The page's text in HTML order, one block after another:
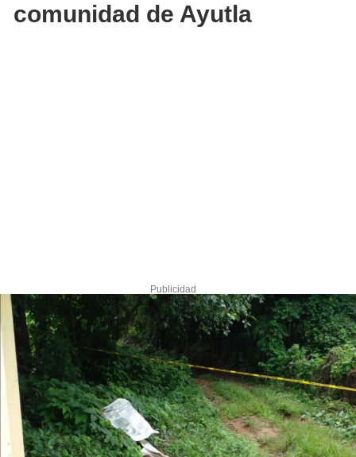
comunidad de Ayutla
Publicidad